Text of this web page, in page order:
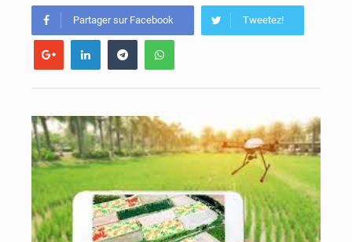
Partager sur Facebook Tweetez!